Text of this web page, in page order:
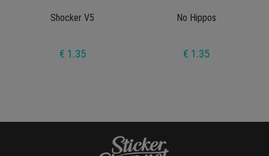
Shocker V5
€ 1.35
No Hippos
€ 1.35